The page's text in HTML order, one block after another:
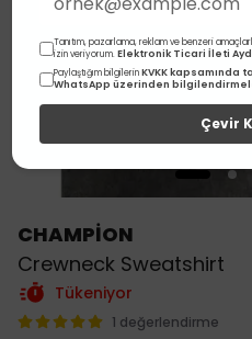
CHAMPİON
Crewneck Sweatshirt
Tükeniyor
1 değerlendirme
Tanıtım, pazarlama, reklam ve benzeri
izin veriyorum.Elektronik Ticari İleti
Paylaştığım bilgilerinKVKK kapsamında
WhatsApp üzerinden
Çevir